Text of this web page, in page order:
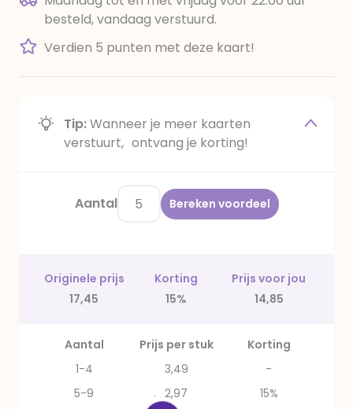
besteld, vandaag verstuurd.
Verdien 5 punten met deze kaart!
Tip:Wanneer je meer kaarten
verstuurt, ontvang je korting!
Aantal Bereken voordeel
Originele prijs Korting
Prijs voor jou
17,45
15% 14,85
Aantal Prijs per stuk
Korting
1-4
3,49
-
5-9
2,97
15%